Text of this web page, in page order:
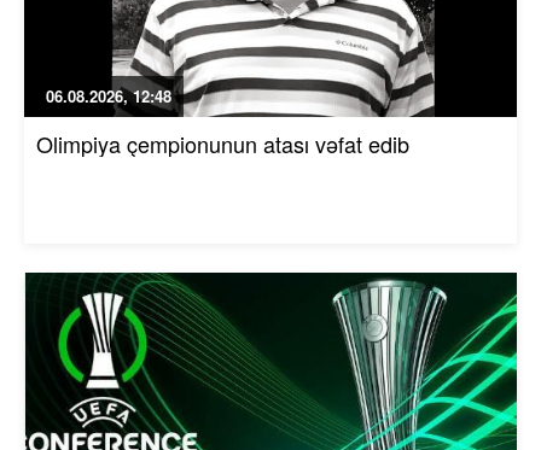
06.08.2026, 12:48
Olimpiya çempionunun atası vəfat edib